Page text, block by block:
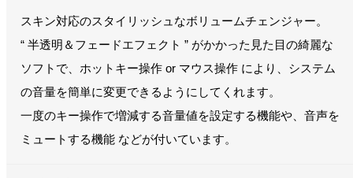
スキン対応のスタイリッシュなボリュームチェンジャー。
“ 半透明＆フェードエフェクト ” がかかった見た目の綺麗な
ソフトで、ホットキー操作 or マウス操作 により、システム
の音量を簡単に変更できるようにしてくれます。
一度のキー操作で増減する音量値を設定する機能や、音声を
ミュートする機能 などが付いています。